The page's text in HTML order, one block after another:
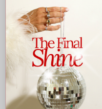
Ingrédients
Huile de tournesol bio
Évaluations
0/ 5